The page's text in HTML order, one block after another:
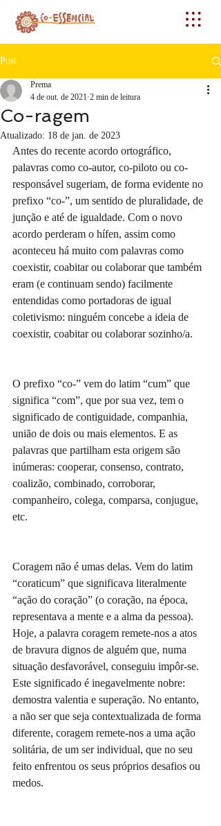
Post
Co-ragem
Prema
4 de out. de 2021 2 min de leitura
Atualizado: 18 de jan. de 2023
Antes do recente acordo ortográfico,
palavras como co-autor, co-piloto ou co-
responsável sugeriam, de forma evidente no
prefixo “co-”, um sentido de pluralidade, de
junção e até de igualdade. Com o novo
acordo perderam o hífen, assim como
aconteceu há muito com palavras como
coexistir, coabitar ou colaborar que também
eram (e continuam sendo) facilmente
entendidas como portadoras de igual
coletivismo: ninguém concebe a ideia de
coexistir, coabitar ou colaborar sozinho/a.
O prefixo “co-” vem do latim “cum” que
significa “com”, que por sua vez, tem o
significado de contiguidade, companhia,
união de dois ou mais elementos. E as
palavras que partilham esta origem são
inúmeras: cooperar, consenso, contrato,
coalizão, combinado, corroborar,
companheiro, colega, comparsa, conjugue,
etc.
Coragem não é umas delas. Vem do latim
“coraticum” que significava literalmente
“ação do coração” (o coração, na época,
representava a mente e a alma da pessoa).
Hoje, a palavra coragem remete-nos a atos
de bravura dignos de alguém que, numa
situação desfavorável, conseguiu impôr-se.
Este significado é inegavelmente nobre:
demostra valentia e superação. No entanto,
a não ser que seja contextualizada de forma
diferente, coragem remete-nos a uma ação
solitária, de um ser individual, que no seu
feito enfrentou os seus próprios desafios ou
medos.